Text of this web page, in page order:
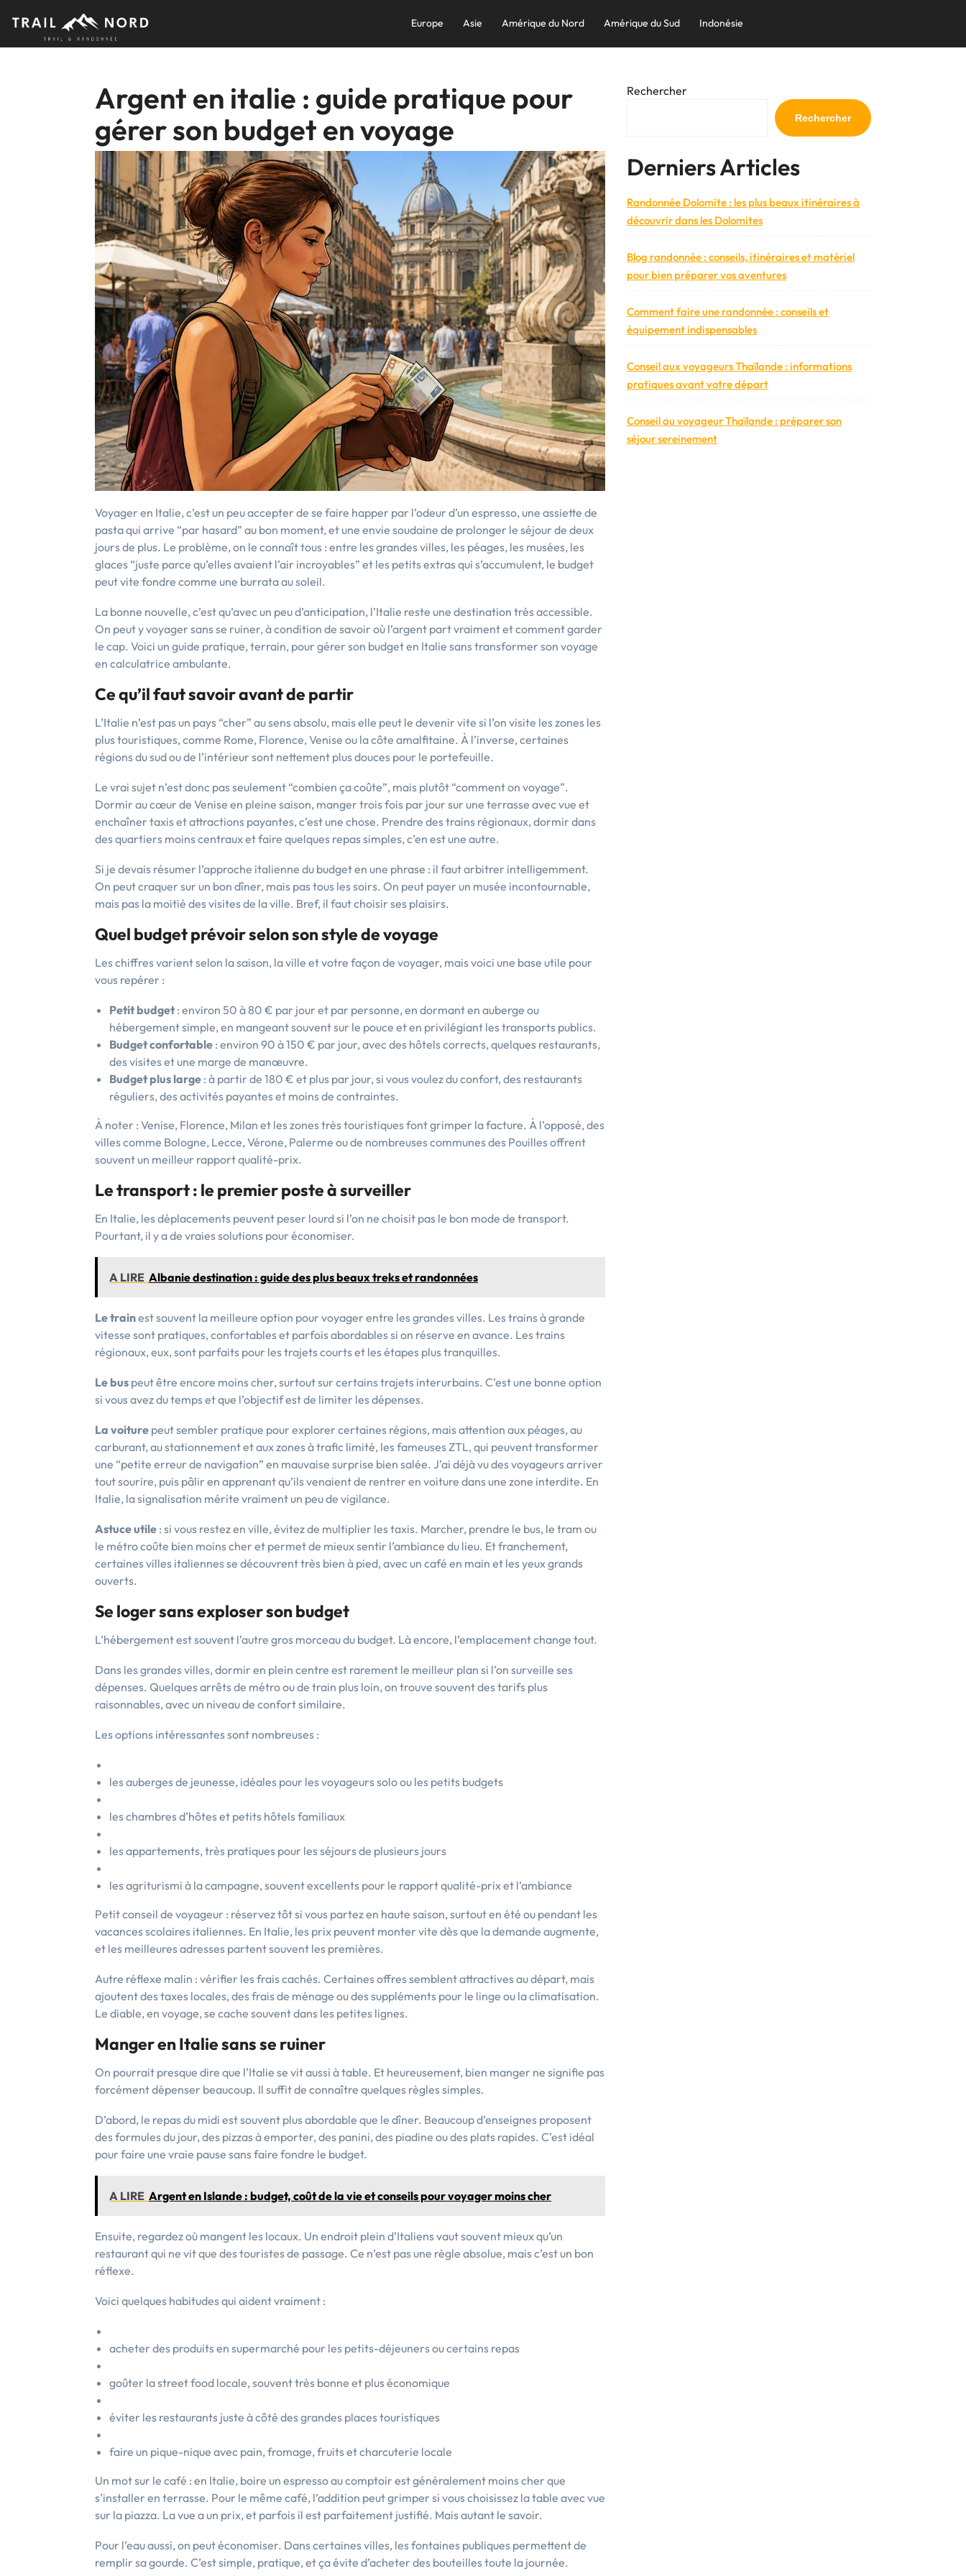
Europe Asie Amérique du Nord Amérique du Sud Indonésie
Argent en italie : guide pratique pour
gérer son budget en voyage
Voyager en Italie, c’est un peu accepter de se faire happer par l’odeur d’un espresso, une assiette de
pasta qui arrive “par hasard” au bon moment, et une envie soudaine de prolonger le séjour de deux
jours de plus. Le problème, on le connaît tous : entre les grandes villes, les péages, les musées, les
glaces “juste parce qu’elles avaient l’air incroyables” et les petits extras qui s’accumulent, le budget
peut vite fondre comme une burrata au soleil.
La bonne nouvelle, c’est qu’avec un peu d’anticipation, l’Italie reste une destination très accessible.
On peut y voyager sans se ruiner, à condition de savoir où l’argent part vraiment et comment garder
le cap. Voici un guide pratique, terrain, pour gérer son budget en Italie sans transformer son voyage
en calculatrice ambulante.
Ce qu’il faut savoir avant de partir
L’Italie n’est pas un pays “cher” au sens absolu, mais elle peut le devenir vite si l’on visite les zones les
plus touristiques, comme Rome, Florence, Venise ou la côte amalfitaine. À l’inverse, certaines
régions du sud ou de l’intérieur sont nettement plus douces pour le portefeuille.
Le vrai sujet n’est donc pas seulement “combien ça coûte”, mais plutôt “comment on voyage”.
Dormir au cœur de Venise en pleine saison, manger trois fois par jour sur une terrasse avec vue et
enchaîner taxis et attractions payantes, c’est une chose. Prendre des trains régionaux, dormir dans
des quartiers moins centraux et faire quelques repas simples, c’en est une autre.
Si je devais résumer l’approche italienne du budget en une phrase : il faut arbitrer intelligemment.
On peut craquer sur un bon dîner, mais pas tous les soirs. On peut payer un musée incontournable,
mais pas la moitié des visites de la ville. Bref, il faut choisir ses plaisirs.
Quel budget prévoir selon son style de voyage
Les chiffres varient selon la saison, la ville et votre façon de voyager, mais voici une base utile pour
vous repérer :
Petit budget: environ 50 à 80 € par jour et par personne, en dormant en auberge ou
hébergement simple, en mangeant souvent sur le pouce et en privilégiant les transports publics.
Budget confortable : environ 90 à 150 € par jour, avec des hôtels corrects, quelques restaurants,
des visites et une marge de manœuvre.
Budget plus large : à partir de 180 € et plus par jour, si vous voulez du confort, des restaurants
réguliers, des activités payantes et moins de contraintes.
À noter : Venise, Florence, Milan et les zones très touristiques font grimper la facture. À l’opposé, des
villes comme Bologne, Lecce, Vérone, Palerme ou de nombreuses communes des Pouilles offrent
souvent un meilleur rapport qualité-prix.
Le transport : le premier poste à surveiller
En Italie, les déplacements peuvent peser lourd si l’on ne choisit pas le bon mode de transport.
Pourtant, il y a de vraies solutions pour économiser.
A LIRE Albanie destination : guide des plus beaux treks et randonnées
Le trainest souvent la meilleure option pour voyager entre les grandes villes. Les trains à grande
vitesse sont pratiques, confortables et parfois abordables si on réserve en avance. Les trains
régionaux, eux, sont parfaits pour les trajets courts et les étapes plus tranquilles.
Le bus peut être encore moins cher, surtout sur certains trajets interurbains. C’est une bonne option
si vous avez du temps et que l’objectif est de limiter les dépenses.
La voiture peut sembler pratique pour explorer certaines régions, mais attention aux péages, au
carburant, au stationnement et aux zones à trafic limité, les fameuses ZTL, qui peuvent transformer
une “petite erreur de navigation” en mauvaise surprise bien salée. J’ai déjà vu des voyageurs arriver
tout sourire, puis pâlir en apprenant qu’ils venaient de rentrer en voiture dans une zone interdite. En
Italie, la signalisation mérite vraiment un peu de vigilance.
Astuce utile : si vous restez en ville, évitez de multiplier les taxis. Marcher, prendre le bus, le tram ou
le métro coûte bien moins cher et permet de mieux sentir l’ambiance du lieu. Et franchement,
certaines villes italiennes se découvrent très bien à pied, avec un café en main et les yeux grands
ouverts.
Se loger sans exploser son budget
L’hébergement est souvent l’autre gros morceau du budget. Là encore, l’emplacement change tout.
Dans les grandes villes, dormir en plein centre est rarement le meilleur plan si l’on surveille ses
dépenses. Quelques arrêts de métro ou de train plus loin, on trouve souvent des tarifs plus
raisonnables, avec un niveau de confort similaire.
Les options intéressantes sont nombreuses :
les auberges de jeunesse, idéales pour les voyageurs solo ou les petits budgets
les chambres d’hôtes et petits hôtels familiaux
les appartements, très pratiques pour les séjours de plusieurs jours
les agriturismi à la campagne, souvent excellents pour le rapport qualité-prix et l’ambiance
Petit conseil de voyageur : réservez tôt si vous partez en haute saison, surtout en été ou pendant les
vacances scolaires italiennes. En Italie, les prix peuvent monter vite dès que la demande augmente,
et les meilleures adresses partent souvent les premières.
Autre réflexe malin : vérifier les frais cachés. Certaines offres semblent attractives au départ, mais
ajoutent des taxes locales, des frais de ménage ou des suppléments pour le linge ou la climatisation.
Le diable, en voyage, se cache souvent dans les petites lignes.
Manger en Italie sans se ruiner
On pourrait presque dire que l’Italie se vit aussi à table. Et heureusement, bien manger ne signifie pas
forcément dépenser beaucoup. Il suffit de connaître quelques règles simples.
D’abord, le repas du midi est souvent plus abordable que le dîner. Beaucoup d’enseignes proposent
des formules du jour, des pizzas à emporter, des panini, des piadine ou des plats rapides. C’est idéal
pour faire une vraie pause sans faire fondre le budget.
A LIRE Argent en Islande : budget, coût de la vie et conseils pour voyager moins cher
Ensuite, regardez où mangent les locaux. Un endroit plein d’Italiens vaut souvent mieux qu’un
restaurant qui ne vit que des touristes de passage. Ce n’est pas une règle absolue, mais c’est un bon
réflexe.
Voici quelques habitudes qui aident vraiment :
acheter des produits en supermarché pour les petits-déjeuners ou certains repas
goûter la street food locale, souvent très bonne et plus économique
éviter les restaurants juste à côté des grandes places touristiques
faire un pique-nique avec pain, fromage, fruits et charcuterie locale
Un mot sur le café : en Italie, boire un espresso au comptoir est généralement moins cher que
s’installer en terrasse. Pour le même café, l’addition peut grimper si vous choisissez la table avec vue
sur la piazza. La vue a un prix, et parfois il est parfaitement justifié. Mais autant le savoir.
Pour l’eau aussi, on peut économiser. Dans certaines villes, les fontaines publiques permettent de
remplir sa gourde. C’est simple, pratique, et ça évite d’acheter des bouteilles toute la journée.
Rechercher
Rechercher
Derniers Articles
Randonnée Dolomite : les plus beaux itinéraires à
découvrir dans les Dolomites
Blog randonnée : conseils, itinéraires et matériel
pour bien préparer vos aventures
Comment faire une randonnée : conseils et
équipement indispensables
Conseil aux voyageurs Thaïlande : informations
pratiques avant votre départ
Conseil au voyageur Thaïlande : préparer son
séjour sereinement